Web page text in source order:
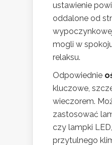
ustawienie
oddalone od
mogli w
relaksu.
Odpowiednie
kluczowe,
wieczorem.
zastosować
czy lampki
przytulnego